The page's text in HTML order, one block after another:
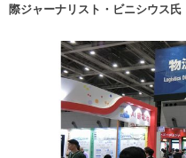
際ジャーナリスト・ビニシウス氏